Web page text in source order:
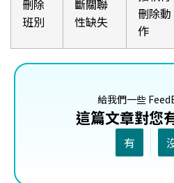
刪除
班別
斷關聯
性缺失
刪除動
作
給我們一些
這篇文章對您
有